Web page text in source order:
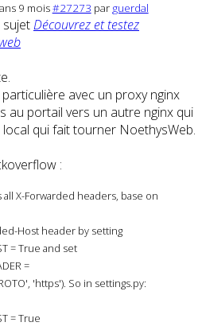
9 mois#27273 par guerdal
sujetDécouvrez et testez
avec un proxy nginx
au portail vers un autre nginx qui
qui fait tourner NoethysWeb.
:
X-Forwarded headers, base on
Host header by setting
= True and set
=
'https'). So in settings.py:
= True